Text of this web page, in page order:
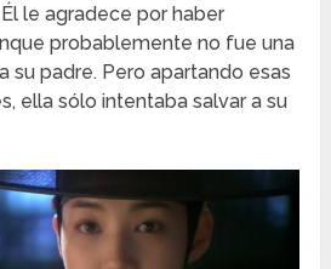
le agradece por haber
probablemente no fue una
su padre. Pero apartando esas
ella sólo intentaba salvar a su